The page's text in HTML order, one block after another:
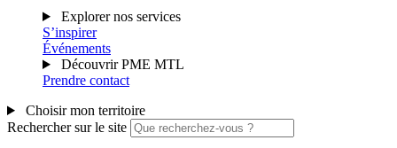
Explorer nos services
S’inspirer
Événements
Découvrir PME MTL
Prendre contact
Choisir mon territoire
Rechercher sur le site